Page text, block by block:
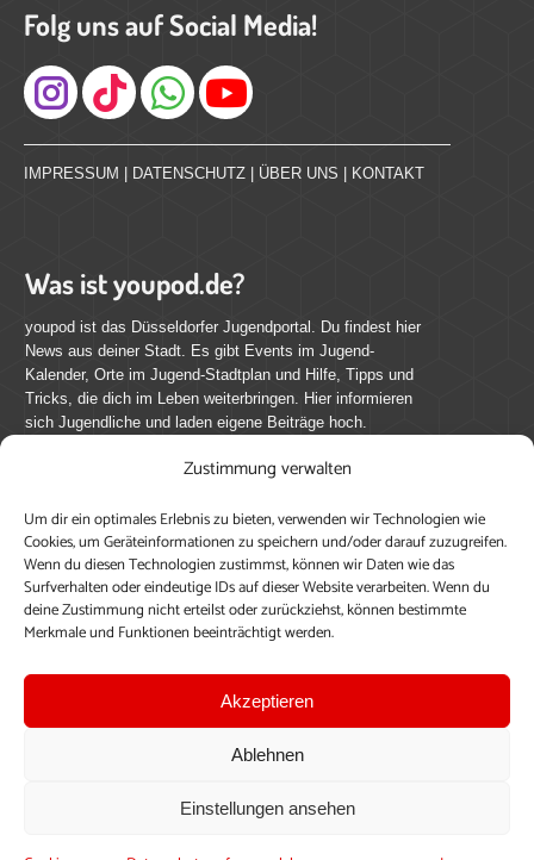
Zustimmung verwalten
Um dir ein optimales Erlebnis zu bieten, verwenden wir Technologien wie
Cookies, um Geräteinformationen zu speichern und/oder darauf zuzugreifen.
Wenn du diesen Technologien zustimmst, können wir Daten wie das
Surfverhalten oder eindeutige IDs auf dieser Website verarbeiten. Wenn du
deine Zustimmung nicht erteilst oder zurückziehst, können bestimmte
Merkmale und Funktionen beeinträchtigt werden.
Akzeptieren
Ablehnen
Einstellungen ansehen
Folg uns auf Social Media!
Instagram
IMPRESSUM DATENSCHUTZ ÜBER UNS KONTAKT
Was ist youpod.de?
youpod ist das Düsseldorfer Jugendportal. Du findest hier
News aus deiner Stadt. Es gibt Events im Jugend-
Kalender, Orte im Jugend-Stadtplan und Hilfe, Tipps und
Tricks, die dich im Leben weiterbringen. Hier informieren
sich Jugendliche und laden eigene Beiträge hoch.
Mach mit bei youpod.de!
youpod.de lebt von Menschen wie dir. Sammel
journalistische Erfahrung, teile deine Perspektive und
veröffentliche deine Beiträge auf youpod.de.Du musst
dich anmelden, um alle Funktionen nutzen zu können, ein
Profil anzulegen, eigene Beiträge hochzuladen und zu
Einloggen